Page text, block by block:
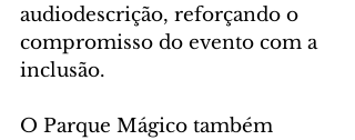
audiodescrição, reforçando o
compromisso do evento com a
inclusão.
O Parque Mágico também